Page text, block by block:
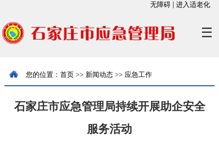
无障碍 |进入适老化
☰
您的位置：首页 >> 新闻动态 >> 应急工作
石家庄市应急管理局持续开展助企安全
服务活动